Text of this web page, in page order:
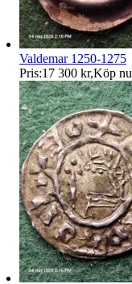
Valdemar 1250-1275
Pris:17 300 kr,Köp nu